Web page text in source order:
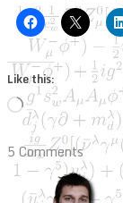
Like this:
Loading…
5 Comments